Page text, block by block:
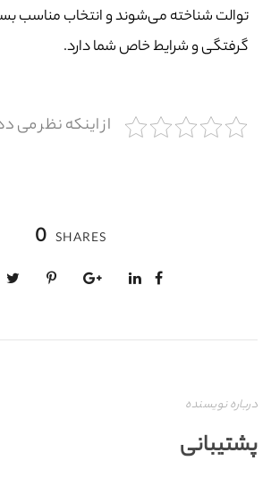
توالت شناخته می‌شوند و انتخاب مناسب
گرفتگی و شرایط خاص شما دارد.
از اینکه نظر می
0 SHARES
درباره نویسنده
پشتیبانی